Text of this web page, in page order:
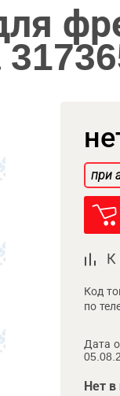
при
Код
по
Дата
Нет в